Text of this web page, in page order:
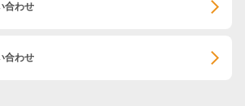
合わせ
合わせ